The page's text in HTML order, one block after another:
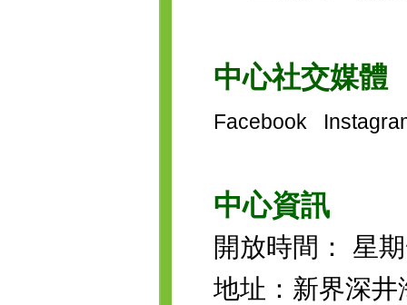
中心社交媒體
Facebook
中心資訊
開放時間： 星
地址：新界深